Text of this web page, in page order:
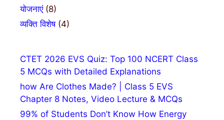
योजनाएं(8)
व्यक्ति विशेष(4)
CTET 2026 EVS Quiz: Top 100 NCERT Class
5 MCQs with Detailed Explanations
how Are Clothes Made? | Class 5 EVS
Chapter 8 Notes, Video Lecture & MCQs
99% of Students Don’t Know How Energy